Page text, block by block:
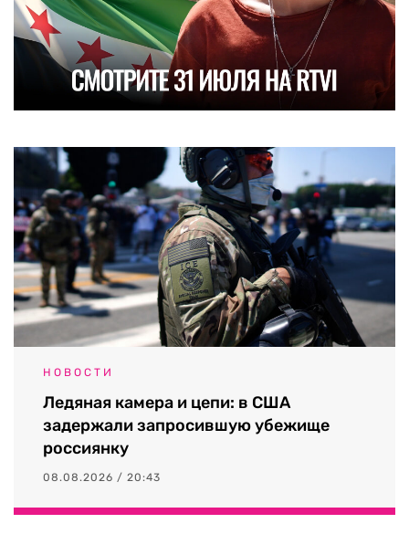
НОВОСТИ
Ледяная камера и цепи: в США
задержали запросившую убежище
россиянку
08.08.2026 / 20:43